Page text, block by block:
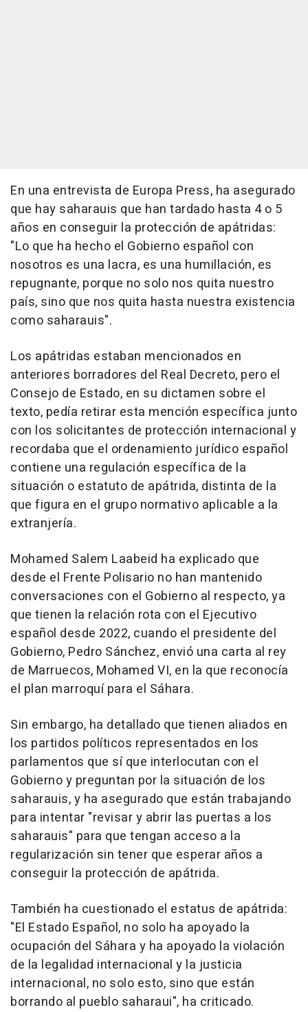
En una entrevista de Europa Press, ha asegurado
que hay saharauis que han tardado hasta 4 o 5
años en conseguir la protección de apátridas:
"Lo que ha hecho el Gobierno español con
nosotros es una lacra, es una humillación, es
repugnante, porque no solo nos quita nuestro
país, sino que nos quita hasta nuestra existencia
como saharauis".
Los apátridas estaban mencionados en
anteriores borradores del Real Decreto, pero el
Consejo de Estado, en su dictamen sobre el
texto, pedía retirar esta mención específica junto
con los solicitantes de protección internacional y
recordaba que el ordenamiento jurídico español
contiene una regulación específica de la
situación o estatuto de apátrida, distinta de la
que figura en el grupo normativo aplicable a la
extranjería.
Mohamed Salem Laabeid ha explicado que
desde el Frente Polisario no han mantenido
conversaciones con el Gobierno al respecto, ya
que tienen la relación rota con el Ejecutivo
español desde 2022, cuando el presidente del
Gobierno, Pedro Sánchez, envió una carta al rey
de Marruecos, Mohamed VI, en la que reconocía
el plan marroquí para el Sáhara.
Sin embargo, ha detallado que tienen aliados en
los partidos políticos representados en los
parlamentos que sí que interlocutan con el
Gobierno y preguntan por la situación de los
saharauis, y ha asegurado que están trabajando
para intentar "revisar y abrir las puertas a los
saharauis" para que tengan acceso a la
regularización sin tener que esperar años a
conseguir la protección de apátrida.
También ha cuestionado el estatus de apátrida:
"El Estado Español, no solo ha apoyado la
ocupación del Sáhara y ha apoyado la violación
de la legalidad internacional y la justicia
internacional, no solo esto, sino que están
borrando al pueblo saharaui", ha criticado.